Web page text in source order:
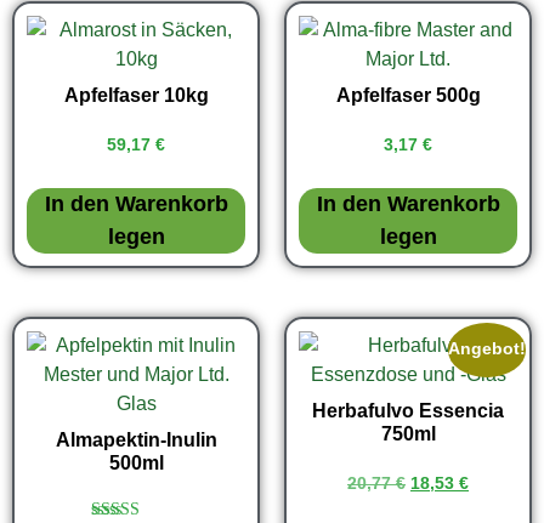
Apfelfaser 10kg
59,17 €
In den Warenkorb
legen
Apfelfaser 500g
3,17 €
In den Warenkorb
legen
Almapektin-Inulin
500ml
Angebot!
Herbafulvo Essencia
750ml
20,77€ 18,53 €